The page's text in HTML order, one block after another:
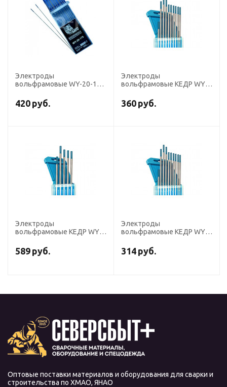
Электроды
вольфрамовые WY-20-175
тёмно-синие)
420 руб.
Электроды
вольфрамовые КЕДР WY-
(темно-синий) DC
360 руб.
Электроды
вольфрамовые КЕДР WY-
(темно-синий) DC
589 руб.
Электроды
вольфрамовые КЕДР WY-
(темно-синий) DC
314 руб.
Оптовые поставки материалов и оборудования для сварки и
строительства по ХМАО, ЯНАО